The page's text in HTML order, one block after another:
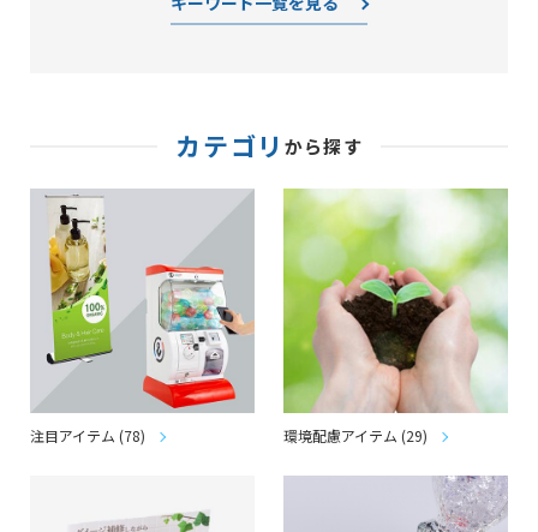
カテゴリ から探す
注目アイテム (78) 環境配慮アイテム (29)